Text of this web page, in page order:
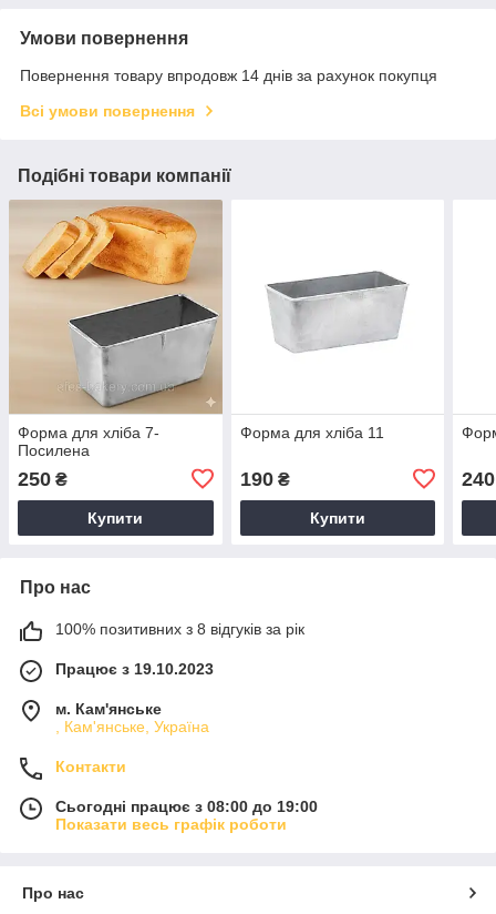
Умови повернення
Повернення товару впродовж 14 днів за рахунок покупця
Всі умови повернення
Подібні товари компанії
Форма для хліба 7-
Посилена
250 ₴
Купити
Форма для хліба 11
190₴
Купити
240
Про нас
100% позитивних з 8 відгуків за рік
Працює з 19.10.2023
м. Кам'янське
, Кам'янське, Україна
Контакти
Сьогодні працює з 08:00 до 19:00
Показати весь графік роботи
Про нас